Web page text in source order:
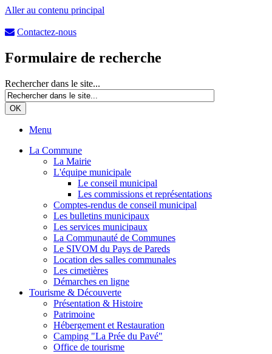
Aller au contenu principal
Contactez-nous
Formulaire de recherche
Rechercher dans le site...
Menu
La Commune
La Mairie
L'équipe municipale
Le conseil municipal
Les commissions et représentations
Comptes-rendus de conseil municipal
Les bulletins municipaux
Les services municipaux
La Communauté de Communes
Le SIVOM du Pays de Pareds
Location des salles communales
Les cimetières
Démarches en ligne
Tourisme & Découverte
Présentation & Histoire
Patrimoine
Hébergement et Restauration
Camping "La Prée du Pavé"
Office de tourisme